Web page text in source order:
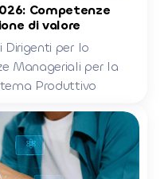
Competenze
di valore
Dirigenti per lo
Manageriali per la
Produttivo